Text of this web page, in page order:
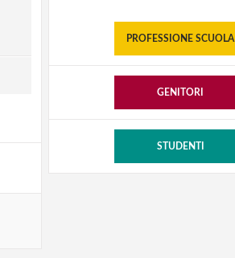
PROFESSIONE SCUOLA
GENITORI
STUDENTI